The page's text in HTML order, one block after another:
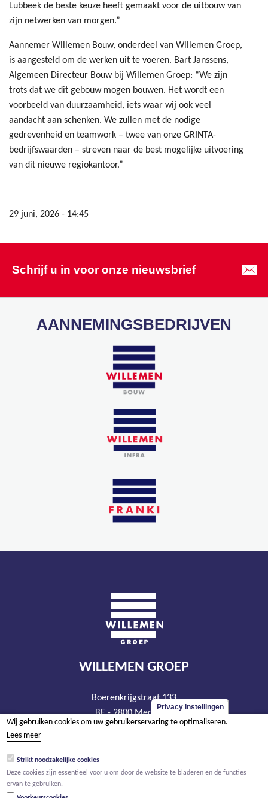
Lubbeek de beste keuze heeft gemaakt voor de uitbouw van
zijn netwerken van morgen.”
Aannemer Willemen Bouw, onderdeel van Willemen Groep,
is aangesteld om de werken uit te voeren. Bart Janssens,
Algemeen Directeur Bouw bij Willemen Groep: “We zijn
trots dat we dit gebouw mogen bouwen. Het wordt een
voorbeeld van duurzaamheid, iets waar wij ook veel
aandacht aan schenken. We zullen met de nodige
gedrevenheid en teamwork – twee van onze GRINTA-
bedrijfswaarden – streven naar de best mogelijke uitvoering
van dit nieuwe regiokantoor.”
29 juni, 2026 - 14:45
Schrijf u in voor onze nieuwsbrief
AANNEMINGSBEDRIJVEN
WILLEMEN GROEP
Boerenkrijgstraat 133
BE - 2800 Mechelen
tel +32 15 569 965
BTW BE 0466.256.432
Privacy instellingen
Wij gebruiken cookies om uw gebruikerservaring te optimaliseren.
Lees meer
Strikt noodzakelijke cookies
Deze cookies zijn essentieel voor u om door de website te bladeren en de functies
ervan te gebruiken.